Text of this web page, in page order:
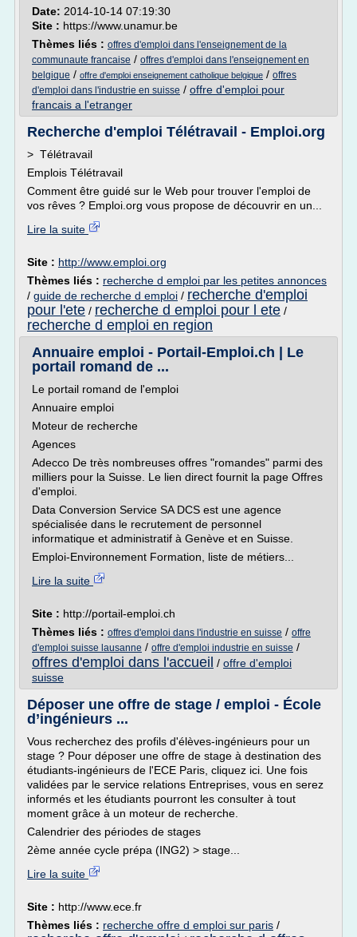
Date: 2014-10-14 07:19:30
Site : https://www.unamur.be
Thèmes liés : offres d'emploi dans l'enseignement de la
communaute francaise / offres d'emploi dans l'enseignement en
belgique / offre d'emploi enseignement catholique belgique / offres
d'emploi dans l'industrie en suisse / offre d'emploi pour
francais a l'etranger
Recherche d'emploi Télétravail - Emploi.org
> Télétravail
Emplois Télétravail
Comment être guidé sur le Web pour trouver l'emploi de
vos rêves ? Emploi.org vous propose de découvrir en un...
Lire la suite
Site : http://www.emploi.org
Thèmes liés : recherche d emploi par les petites annonces
/ guide de recherche d emploi / recherche d'emploi
pour l'ete / recherche d emploi pour l ete /
recherche d emploi en region
Annuaire emploi - Portail-Emploi.ch | Le
portail romand de ...
Le portail romand de l'emploi
Annuaire emploi
Moteur de recherche
Agences
Adecco De très nombreuses offres "romandes" parmi des
milliers pour la Suisse. Le lien direct fournit la page Offres
d'emploi.
Data Conversion Service SA DCS est une agence
spécialisée dans le recrutement de personnel
informatique et administratif à Genève et en Suisse.
Emploi-Environnement Formation, liste de métiers...
Lire la suite
Site : http://portail-emploi.ch
Thèmes liés : offres d'emploi dans l'industrie en suisse / offre
d'emploi suisse lausanne / offre d'emploi industrie en suisse /
offres d'emploi dans l'accueil / offre d'emploi
suisse
Déposer une offre de stage / emploi - École
d’ingénieurs ...
Vous recherchez des profils d'élèves-ingénieurs pour un
stage ? Pour déposer une offre de stage à destination des
étudiants-ingénieurs de l'ECE Paris, cliquez ici. Une fois
validées par le service relations Entreprises, vous en serez
informés et les étudiants pourront les consulter à tout
moment grâce à un moteur de recherche.
Calendrier des périodes de stages
2ème année cycle prépa (ING2) > stage...
Lire la suite
Site : http://www.ece.fr
Thèmes liés : recherche offre d emploi sur paris /